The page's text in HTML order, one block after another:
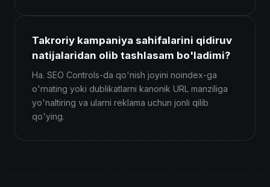
Takroriy kampaniya sahifalarini qidiruv
natijalaridan olib tashlasam bo'ladimi?
Ha. SEO Controls-da qo'nish joyini noindex-ga
o'rnating yoki dublikatlarni kanonik URL manziliga
yo'naltiring va ularni reklama uchun jonli qilib
qo'ying.